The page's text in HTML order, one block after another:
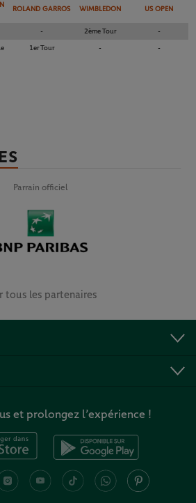
ROLAND GARROS WIMBLEDON US OPEN
- 2ème Tour -
1er Tour - -
Parrain officiel
tous les partenaires
et prolongez l’expérience !